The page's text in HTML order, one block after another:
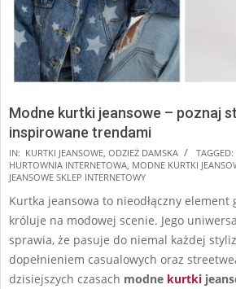
Modne kurtki jeansowe – poznaj
inspirowane trendami
2024-
06-
IN: KURTKI JEANSOWE ODZIEŻ DAMSKA TAGGED:
HURTOWNIA INTERNETOWA MODNE KURTKI
JEANSOWE SKLEP INTERNETOWY
Kurtka jeansowa to nieodłączny
króluje na modowej scenie. Jego
sprawia, że pasuje do niemal każdej
dopełnieniem casualowych oraz
dzisiejszych czasach modne kurtki